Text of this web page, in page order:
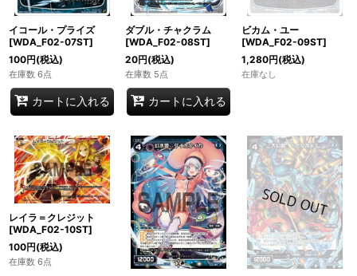
イコール・プライズ
[WDA_F02-07ST]
100円(税込)
在庫数 6点
カートに入れる
ダブル・チャクラム
[WDA_F02-08ST]
20円(税込)
在庫数 5点
カートに入れる
ビカム・ユー
[WDA_F02-09ST]
1,280円(税込)
在庫なし
レイラ＝クレジット
[WDA_F02-10ST]
100円(税込)
在庫数 6点